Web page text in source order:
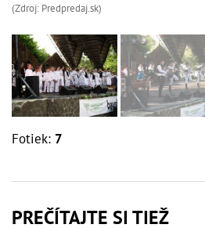
(Zdroj: Predpredaj.sk)
Fotiek: 7
PREČÍTAJTE SI TIEŽ